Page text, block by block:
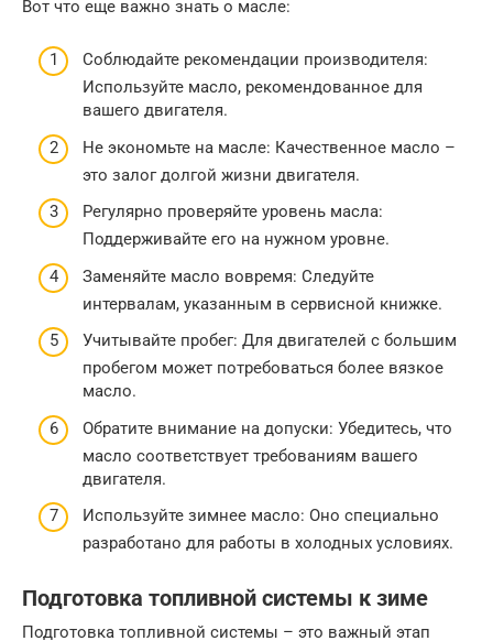
Вот что еще важно знать о масле:
Соблюдайте рекомендации производителя:
Используйте масло, рекомендованное для
вашего двигателя.
Не экономьте на масле: Качественное масло –
это залог долгой жизни двигателя.
Регулярно проверяйте уровень масла:
Поддерживайте его на нужном уровне.
Заменяйте масло вовремя: Следуйте
интервалам, указанным в сервисной книжке.
Учитывайте пробег: Для двигателей с большим
пробегом может потребоваться более вязкое
масло.
Обратите внимание на допуски: Убедитесь, что
масло соответствует требованиям вашего
двигателя.
Используйте зимнее масло: Оно специально
разработано для работы в холодных условиях.
Подготовка топливной системы к зиме
Подготовка топливной системы – это важный этап